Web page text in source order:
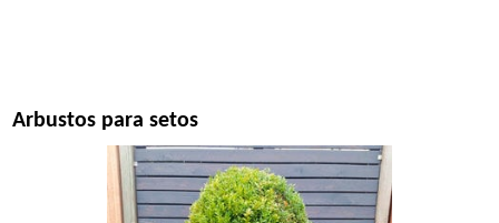
Arbustos para setos